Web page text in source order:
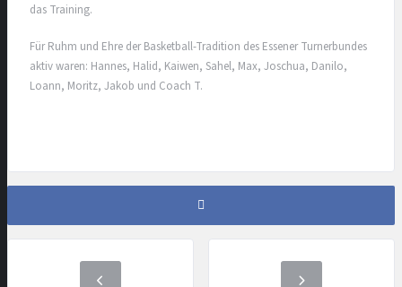
das Training.
Für Ruhm und Ehre der Basketball-Tradition des Essener Turnerbundes
aktiv waren: Hannes, Halid, Kaiwen, Sahel, Max, Joschua, Danilo,
Loann, Moritz, Jakob und Coach T.